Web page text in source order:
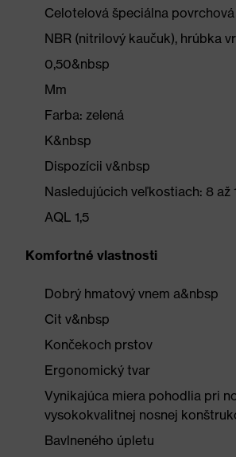
Celotelová špeciálna
NBR (nitrilový kaučuk), hrúbka
0,50&nbsp
Mm
Farba: zelená
K&nbsp
Dispozícii v&nbsp
Nasledujúcich veľkostiach: 8 až
AQL 1,5
Komfortné vlastnosti
Dobrý hmatový vnem a&nbsp
Cit v&nbsp
Končekoch prstov
Ergonomický tvar
Vynikajúca miera pohodlia pri
vysokokvalitnej nosnej
Bavlneného úpletu